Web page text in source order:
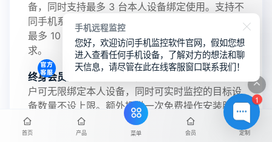
2025-01-13
2024-10-08 V3.6
2024-03-16
备，同时支持最多 3 台本人设备绑定使用。支持不
同手机系统机型相互监控，使用期限内可实时监控
最多 10 台目标手机，推荐用于多场景长期监控需
求。
终身会员授权
户可无限绑定本人设备，同时可实时监控的目标设
备数量不设上限。额外提供一次免费操作安装服
务，由售后技术人员代为设置目标手机监控服务，
并将权限交付至您的主控端。 请注意，终身会员
首页 产品 菜单 会员 定制
1
手机远程监控
您好，欢迎访问手机监控软件官网，假如您想
进入查看任何手机设备，了解对方的想法和聊
天信息，请尽管在此在线客服窗口联系我们！